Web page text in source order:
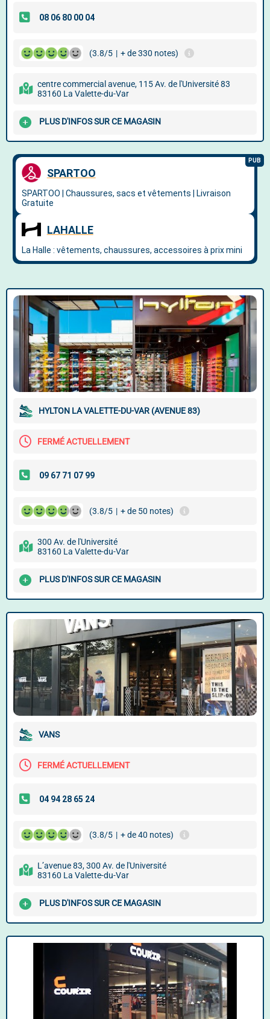
(3.8/5 | + de 330 notes)
centre commercial avenue, 115 Av. de l'Université 83
83160 La Valette-du-Var
PLUS D'INFOS SUR CE MAGASIN
HYLTON LA VALETTE-DU-VAR (AVENUE 83)
FERMÉ ACTUELLEMENT
(3.8/5 | + de 50 notes)
300 Av. de l'Université
83160 La Valette-du-Var
PLUS D'INFOS SUR CE MAGASIN
VANS
FERMÉ ACTUELLEMENT
(3.8/5 | + de 40 notes)
L’avenue 83, 300 Av. de l'Université
83160 La Valette-du-Var
PLUS D'INFOS SUR CE MAGASIN